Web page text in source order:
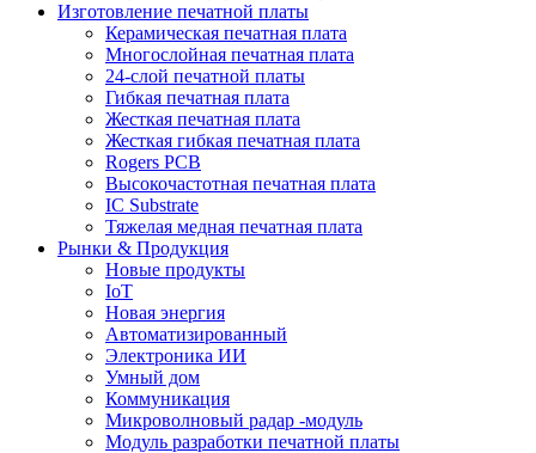
Изготовление печатной платы
Керамическая печатная плата
Многослойная печатная плата
24-слой печатной платы
Гибкая печатная плата
Жесткая печатная плата
Жесткая гибкая печатная плата
Rogers PCB
Высокочастотная печатная плата
IC Substrate
Тяжелая медная печатная плата
Рынки & Продукция
Новые продукты
IoT
Новая энергия
Автоматизированный
Электроника ИИ
Умный дом
Коммуникация
Микроволновый радар -модуль
Модуль разработки печатной платы